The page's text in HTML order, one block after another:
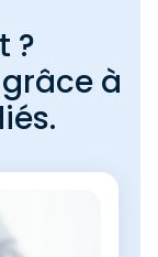
?
à